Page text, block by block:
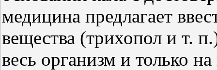
медицина предлагает
вещества (трихопол и т.
весь организм и только